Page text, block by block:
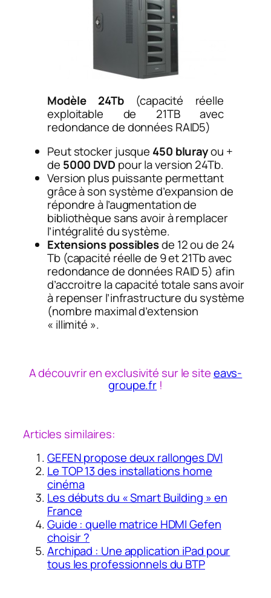
Modèle 24Tb (capacité réelle
exploitable de 21TB avec
redondance de données RAID5)
Peut stocker jusque 450 blurayou +
de 5000 DVD pour la version 24Tb.
Version plus puissante permettant
grâce à son système d’expansion de
répondre à l’augmentation de
bibliothèque sans avoir à remplacer
l’intégralité du système.
Extensions possiblesde 12 ou de 24
Tb (capacité réelle de 9 et 21Tb avec
redondance de données RAID 5) afin
d’accroitre la capacité totale sans avoir
à repenser l’infrastructure du système
(nombre maximal d’extension
« illimité ».
A découvrir en exclusivité sur le siteeavs-
groupe.fr !
Articles similaires:
GEFEN propose deux rallonges DVI
Le TOP 13 des installations home
cinéma
Les débuts du « Smart Building » en
France
Guide : quelle matrice HDMI Gefen
choisir ?
Archipad : Une application iPad pour
tous les professionnels du BTP